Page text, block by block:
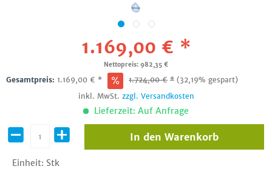
1.169,00 € *
Nettopreis: 982,35 €
Gesamtpreis: 1.169,00 € * 1.724,00€ * (32,19% gespart)
inkl. MwSt. zzgl. Versandkosten
Lieferzeit: Auf Anfrage
Einheit: Stk
In den Warenkorb